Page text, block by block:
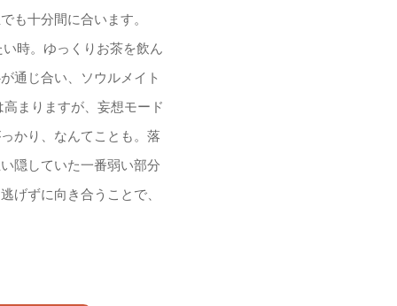
も十分間に合います。
時。ゆっくりお茶を飲ん
通じ合い、ソウルメイト
まりますが、妄想モード
かり、なんてことも。落
隠していた一番弱い部分
げずに向き合うことで、